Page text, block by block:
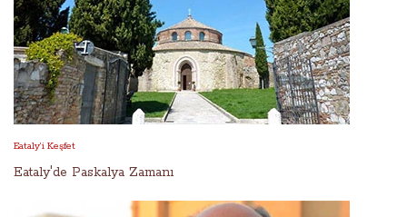
Eataly’i Keşfet
Eataly'de Paskalya Zamanı